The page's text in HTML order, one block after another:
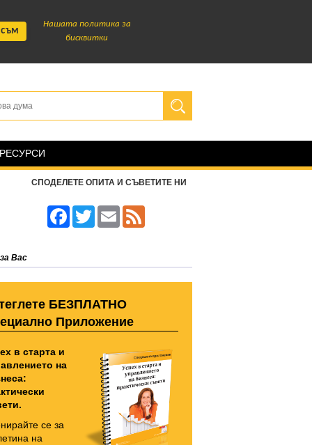
съм
Нашата политика за
бисквитки
СПОДЕЛЕТЕ ОПИТА И СЪВЕТИТЕ НИ
FacebookTwitter Email
Вас
БЕЗПЛАТНО
Приложение
в старта и
на
се за
на